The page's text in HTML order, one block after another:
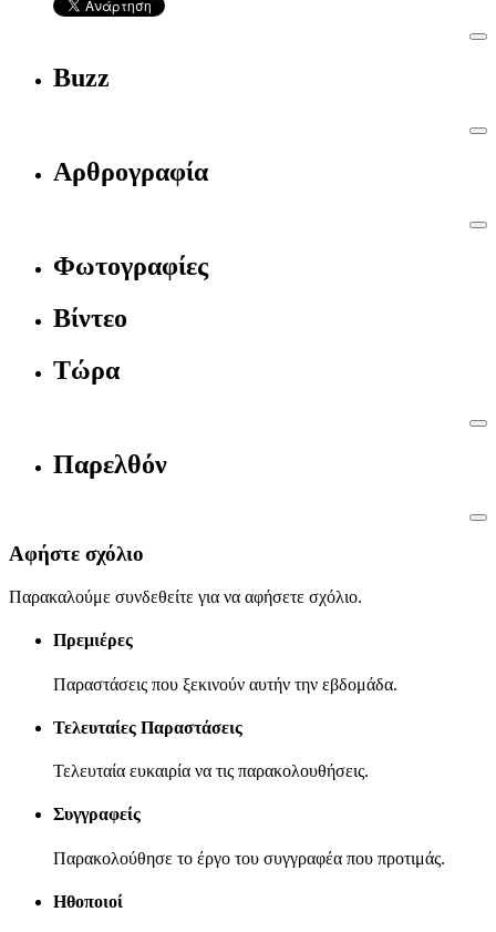
Buzz
Αρθρογραφία
Φωτογραφίες
Βίντεο
Τώρα
Παρελθόν
Αφήστε σχόλιο
Παρακαλούμε συνδεθείτε για να αφήσετε σχόλιο.
Πρεμιέρες
Παραστάσεις που ξεκινούν αυτήν την εβδομάδα.
Τελευταίες Παραστάσεις
Τελευταία ευκαιρία να τις παρακολουθήσεις.
Συγγραφείς
Παρακολούθησε το έργο του συγγραφέα που προτιμάς.
Ηθοποιοί